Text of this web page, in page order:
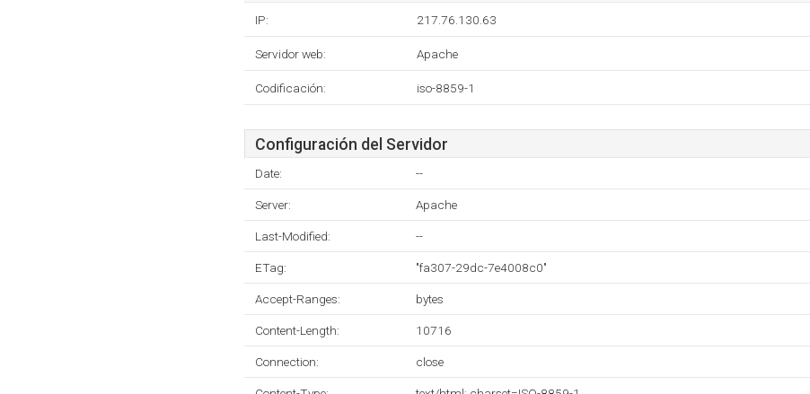
IP: 217.76.130.63
Servidor web: Apache
Codificación: iso-8859-1
Configuración del Servidor
Date: --
Server: Apache
Last-Modified: --
ETag: "fa307-29dc-7e4008c0"
Accept-Ranges: bytes
Content-Length: 10716
Connection: close